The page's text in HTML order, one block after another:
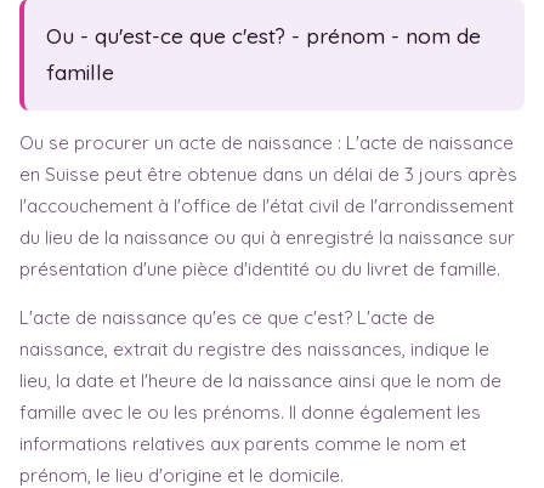
Fête des pères
Baby blues
Sem. d'aménorrhée
Ou - qu'est-ce que c'est? - prénom - nom de
famille
Ou se procurer un acte de naissance : L'acte de naissance
en Suisse peut être obtenue dans un délai de 3 jours après
l'accouchement à l'office de l'état civil de l'arrondissement
du lieu de la naissance ou qui à enregistré la naissance sur
présentation d'une pièce d'identité ou du livret de famille.
L'acte de naissance qu'es ce que c'est? L'acte de
naissance, extrait du registre des naissances, indique le
lieu, la date et l'heure de la naissance ainsi que le nom de
famille avec le ou les prénoms. Il donne également les
informations relatives aux parents comme le nom et
prénom, le lieu d'origine et le domicile.